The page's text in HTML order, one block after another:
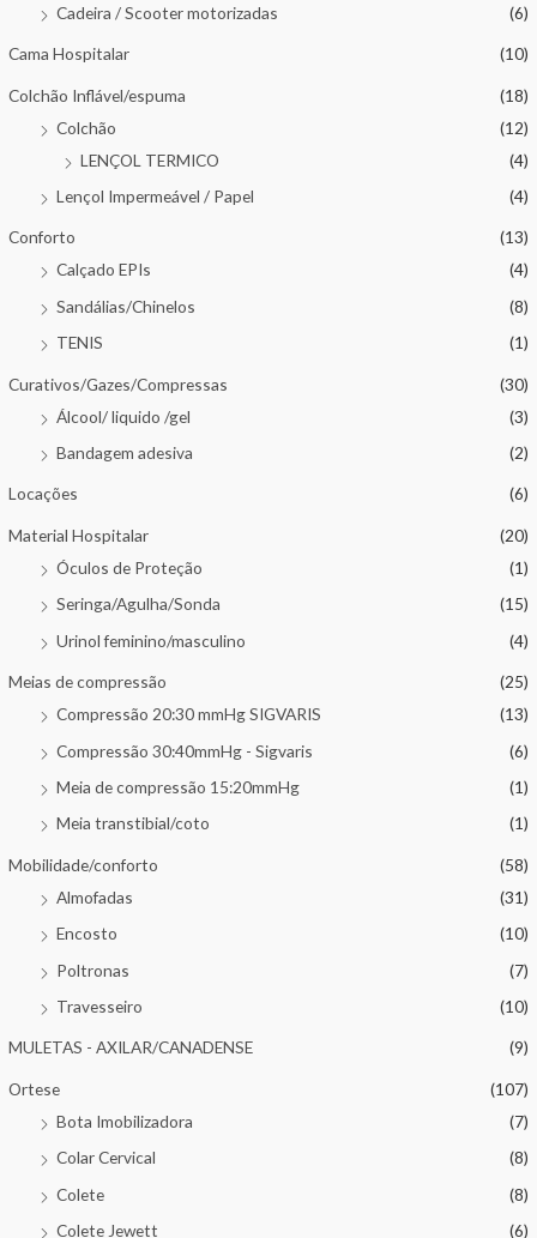
Cadeira / Scooter motorizadas
(6)
Cama Hospitalar (10)
Colchão Inflável/espuma
(18)
Colchão
(12)
LENÇOL TERMICO
(4)
Lençol Impermeável / Papel
(4)
Conforto
(13)
Calçado EPIs
(4)
Sandálias/Chinelos
(8)
TENIS
(1)
Curativos/Gazes/Compressas
(30)
Álcool/ liquido /gel
(3)
Bandagem adesiva
(2)
Locações (6)
Material Hospitalar
(20)
Óculos de Proteção
(1)
Seringa/Agulha/Sonda
(15)
Urinol feminino/masculino
(4)
Meias de compressão
(25)
Compressão 20:30 mmHg SIGVARIS
(13)
Compressão 30:40mmHg - Sigvaris
(6)
Meia de compressão 15:20mmHg
(1)
Meia transtibial/coto
(1)
Mobilidade/conforto
(58)
Almofadas
(31)
Encosto
(10)
Poltronas
(7)
Travesseiro
(10)
MULETAS - AXILAR/CANADENSE (9)
Ortese
(107)
Bota Imobilizadora
(7)
Colar Cervical
(8)
Colete
(8)
Colete Jewett
(6)